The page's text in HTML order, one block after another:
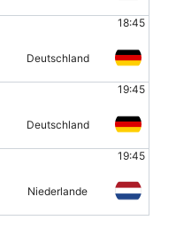
18:45
Deutschland
19:45
Deutschland
19:45
Niederlande